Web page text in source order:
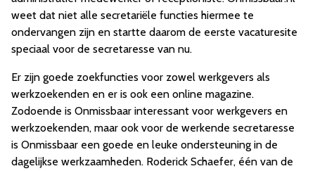
weet dat niet alle secretariële functies hiermee te
ondervangen zijn en startte daarom de eerste vacaturesite
speciaal voor de secretaresse van nu.
Er zijn goede zoekfuncties voor zowel werkgevers als
werkzoekenden en er is ook een online magazine.
Zodoende is Onmissbaar interessant voor werkgevers en
werkzoekenden, maar ook voor de werkende secretaresse
is Onmissbaar een goede en leuke ondersteuning in de
dagelijkse werkzaamheden. Roderick Schaefer, één van de